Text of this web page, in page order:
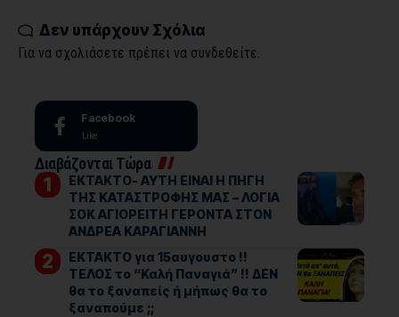
Δεν υπάρχουν Σχόλια
Για να σχολιάσετε πρέπει να συνδεθείτε.
Facebook
Like
Διαβάζονται Τώρα
ΕΚΤΑΚΤΟ- ΑΥΤΗ ΕΙΝΑΙ Η ΠΗΓΗ
ΤΗΣ ΚΑΤΑΣΤΡΟΦΗΣ ΜΑΣ – ΛΟΓΙΑ
ΣΟΚ ΑΓΙΟΡΕΙΤΗ ΓΕΡΟΝΤΑ ΣΤΟΝ
ΑΝΔΡΕΑ ΚΑΡΑΓΙΑΝΝΗ
ΕΚΤΑΚΤΟ για 15αυγουστο !!
ΤΕΛΟΣ το “Καλή Παναγιά” !! ΔΕΝ
θα το ξαναπείς ή μήπως θα το
ξαναπούμε ;;